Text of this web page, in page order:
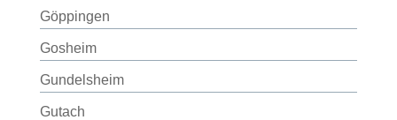
Göppingen
Gosheim
Gundelsheim
Gutach